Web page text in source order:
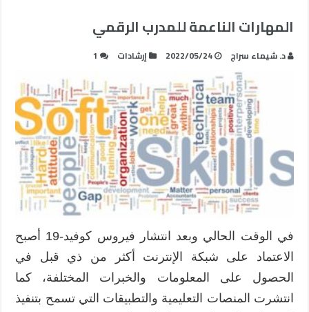
المهارات الناعمة للمدرب الرقمي
د. شيماء سراج 2022/05/24 إرشادات 1
في الوقت الحالي وبعد انتشار فيروس كوفيد-19 أصبح
الاعتماد على شبكة الإنترنت أكثر من ذي قبل في
الحصول على المعلومات والخبرات المختلفة، كما
انتشرت المنصات التعليمية والتطبيقات التي تسمح بتنفيذ